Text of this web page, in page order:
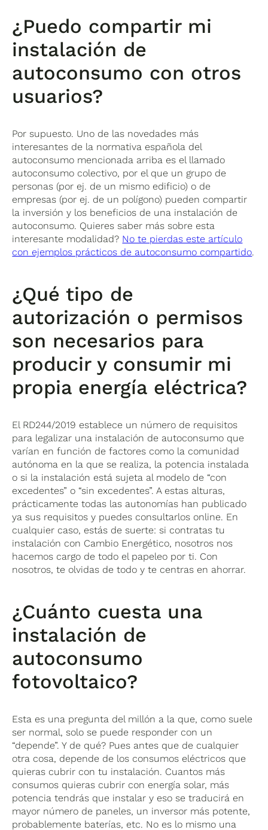
¿Puedo compartir mi
instalación de
autoconsumo con otros
usuarios?
Por supuesto. Uno de las novedades más
interesantes de la normativa española del
autoconsumo mencionada arriba es el llamado
autoconsumo colectivo, por el que un grupo de
personas (por ej. de un mismo edificio) o de
empresas (por ej. de un polígono) pueden compartir
la inversión y los beneficios de una instalación de
autoconsumo. Quieres saber más sobre esta
interesante modalidad? No te pierdas este artículo
con ejemplos prácticos de autoconsumo compartido.
¿Qué tipo de
autorización o permisos
son necesarios para
producir y consumir mi
propia energía eléctrica?
El RD244/2019 establece un número de requisitos
para legalizar una instalación de autoconsumo que
varían en función de factores como la comunidad
autónoma en la que se realiza, la potencia instalada
o si la instalación está sujeta al modelo de “con
excedentes” o “sin excedentes”. A estas alturas,
prácticamente todas las autonomías han publicado
ya sus requisitos y puedes consultarlos online. En
cualquier caso, estás de suerte: si contratas tu
instalación con Cambio Energético, nosotros nos
hacemos cargo de todo el papeleo por ti. Con
nosotros, te olvidas de todo y te centras en ahorrar.
¿Cuánto cuesta una
instalación de
autoconsumo
fotovoltaico?
Esta es una pregunta del millón a la que, como suele
ser normal, solo se puede responder con un
“depende”. Y de qué? Pues antes que de cualquier
otra cosa, depende de los consumos eléctricos que
quieras cubrir con tu instalación. Cuantos más
consumos quieras cubrir con energía solar, más
potencia tendrás que instalar y eso se traducirá en
mayor número de paneles, un inversor más potente,
probablemente baterías, etc. No es lo mismo una